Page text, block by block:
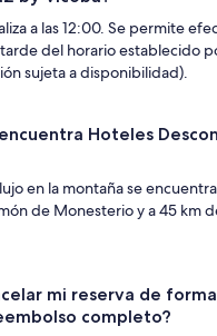
a las 12:00. Se permite
del horario establecido
sujeta a disponibilidad).
Hoteles
en la montaña se
de Monesterio y a 45 km
mi reserva de
completo?